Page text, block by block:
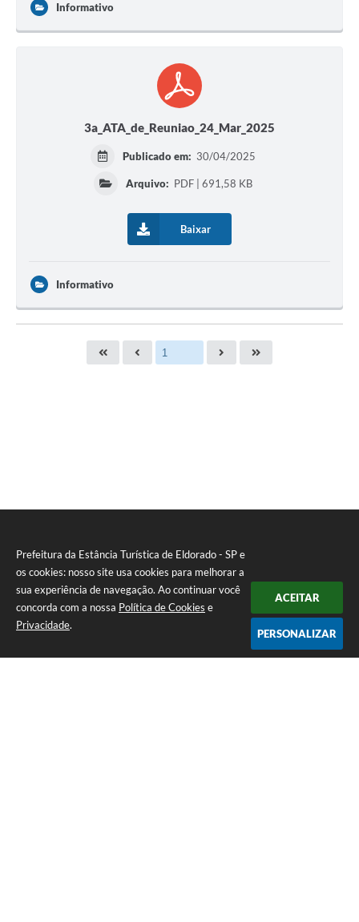
Prefeitura da Estância Turística de Eldorado - SP e
os cookies: nosso site usa cookies para melhorar a
sua experiência de navegação. Ao continuar você
concorda com a nossa Política de Cookies e
Privacidade.
ACEITAR
PERSONALIZAR
Informativo
3a_ATA_de_Reuniao_24_Mar_2025
Publicado em: 30/04/2025
Arquivo: PDF | 691,58 KB
Baixar
Informativo